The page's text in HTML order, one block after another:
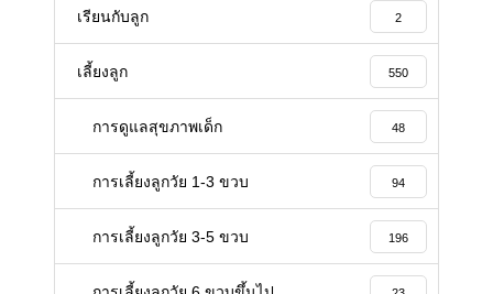
เรียนกับลูก 2
เลี้ยงลูก 550
การดูแลสุขภาพเด็ก 48
การเลี้ยงลูกวัย 1-3 ขวบ 94
การเลี้ยงลูกวัย 3-5 ขวบ 196